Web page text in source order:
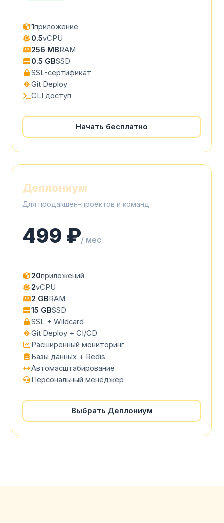
1приложение
0.5vCPU
256 MBRAM
0.5 GBSSD
SSL-сертификат
Git Deploy
CLI доступ
Начать бесплатно
Деплониум
Для продакшен-проектов и команд
499 ₽/ мес
20приложений
2vCPU
2 GBRAM
15 GBSSD
SSL + Wildcard
Git Deploy + CI/CD
Расширенный мониторинг
Базы данных + Redis
Автомасштабирование
Персональный менеджер
Выбрать Деплониум